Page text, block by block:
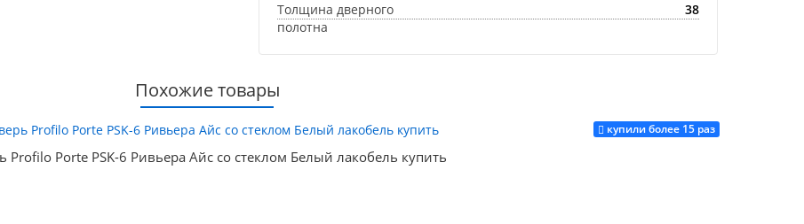
Толщина дверного
полотна
38
Похожие товары
купили более 15 раз
Profilo Porte PSK-6 Ривьера Айс со стеклом Белый лакобель купить